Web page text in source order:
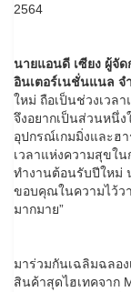
2564
นายแอนดี เซียง ผู้จั
อินเตอร์เนชั่นแนล จ
ใหม่ ถือเป็นช่วงเวล
จึงอยากเป็นส่วนหนึ่
อุปกรณ์เกมมิ่งและฮ
เวลาแห่งความสุขใน
ทำงานต้อนรับปีใหม่
ขอบคุณในความไว้ว
มากมาย”
มาร่วมกันเฉลิมฉลอ
สินค้าสุดไฮเทคจาก